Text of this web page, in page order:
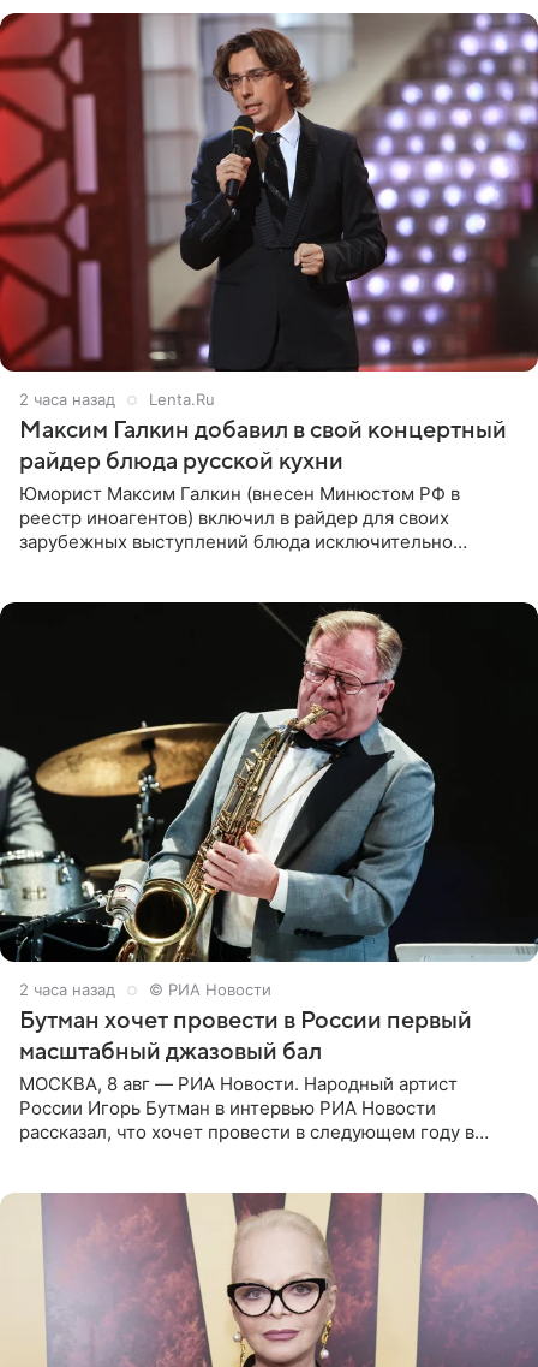
2 часа назад Lenta.Ru
Максим Галкин добавил в свой концертный
райдер блюда русской кухни
Юморист Максим Галкин (внесен Минюстом РФ в
реестр иноагентов) включил в райдер для своих
зарубежных выступлений блюда исключительно
2 часа назад © РИА Новости
Бутман хочет провести в России первый
масштабный джазовый бал
МОСКВА, 8 авг — РИА Новости. Народный артист
России Игорь Бутман в интервью РИА Новости
рассказал, что хочет провести в следующем году в